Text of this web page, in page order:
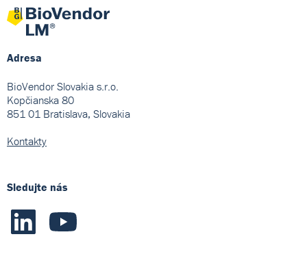
Adresa
BioVendor Slovakia s.r.o.
Kopčianska 80
851 01 Bratislava, Slovakia
Kontakty
Sledujte nás